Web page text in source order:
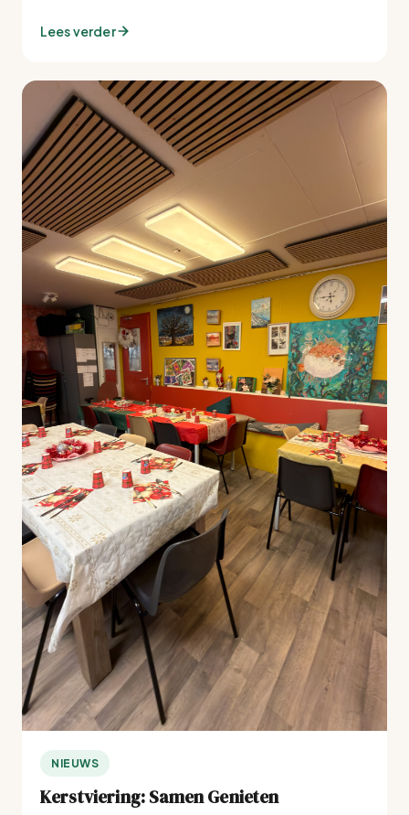
Lees verder
NIEUWS
Kerstviering: Samen Genieten